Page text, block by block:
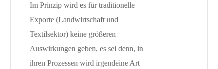
Im Prinzip wird es für traditionelle
Exporte (Landwirtschaft und
Textilsektor) keine größeren
Auswirkungen geben, es sei denn, in
ihren Prozessen wird irgendeine Art